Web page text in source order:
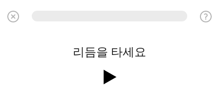
리듬을 타세요